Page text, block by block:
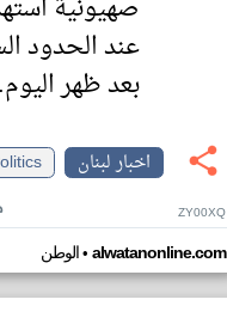
صهيونية
عند الحدود
بعد ظهر اليوم.
اخبار لبنان
ZY00XQ
الوطن• alwatanonline.com